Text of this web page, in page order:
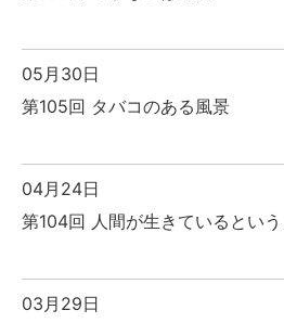
05月30日
第105回 タバコのある風景
04月24日
第104回 人間が生きているという
03月29日